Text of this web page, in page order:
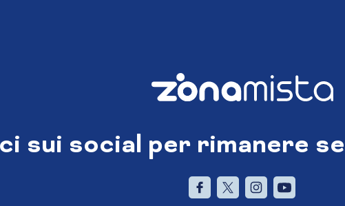
sui social per rimanere